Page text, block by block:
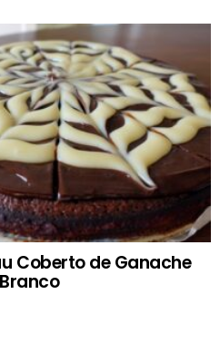
Coberto de Ganache